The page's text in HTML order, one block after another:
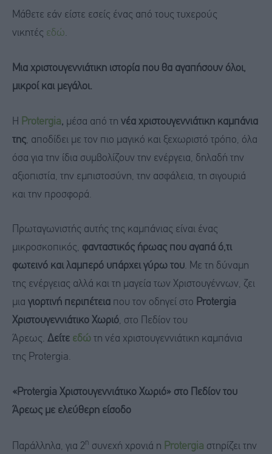
Μάθετε εάν είστε εσείς ένας από τους τυχερούς
νικητές εδώ.
Μια χριστουγεννιάτικη ιστορία που θα αγαπήσουν όλοι,
μικροί και μεγάλοι.
Η Protergia, μέσα από τη νέα χριστουγεννιάτικη καμπάνια
της, αποδίδει με τον πιο μαγικό και ξεχωριστό τρόπο, όλα
όσα για την ίδια συμβολίζουν την ενέργεια, δηλαδή την
αξιοπιστία, την εμπιστοσύνη, την ασφάλεια, τη σιγουριά
και την προσφορά.
Πρωταγωνιστής αυτής της καμπάνιας είναι ένας
μικροσκοπικός, φανταστικός ήρωας που αγαπά ό,τι
φωτεινό και λαμπερό υπάρχει γύρω του. Με τη δύναμη
της ενέργειας αλλά και τη μαγεία των Χριστουγέννων, ζει
μια γιορτινή περιπέτεια που τον οδηγεί στο Protergia
Χριστουγεννιάτικο Χωριό, στο Πεδίον του
Άρεως. Δείτε εδώ τη νέα χριστουγεννιάτικη καμπάνια
της Protergia.
«Protergia Χριστουγεννιάτικο Χωριό» στο Πεδίον του
Άρεως με ελεύθερη είσοδο
Παράλληλα, για 2η συνεχή χρονιά η Protergia στηρίζει την